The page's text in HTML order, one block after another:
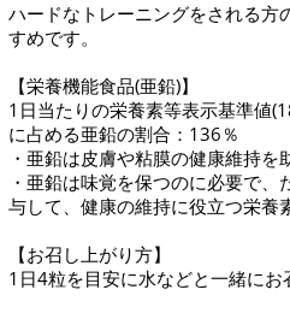
ハードなトレーニングをされる方
すめです。
【栄養機能食品(亜鉛)】
1日当たりの栄養素等表示基準値
に占める亜鉛の割合：136％
・亜鉛は皮膚や粘膜の健康維持を
・亜鉛は味覚を保つのに必要で
与して、健康の維持に役立つ栄養
【お召し上がり方】
1日4粒を目安に水などと一緒にお